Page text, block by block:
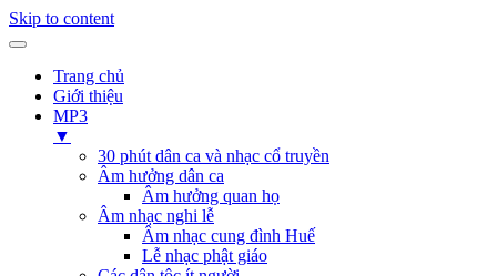
Skip to content
Trang chủ
Giới thiệu
MP3
▼
30 phút dân ca và nhạc cổ truyền
Âm hưởng dân ca
Âm hưởng quan họ
Âm nhạc nghi lễ
Âm nhạc cung đình Huế
Lễ nhạc phật giáo